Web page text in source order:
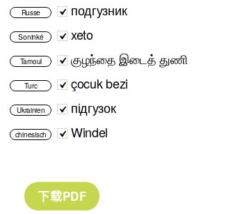
Russe подгузник
Soninké xeto
Tamoul குழந்தை இடைத் துணி
Turc çocuk bezi
Ukrainien підгузок
chinesisch Windel